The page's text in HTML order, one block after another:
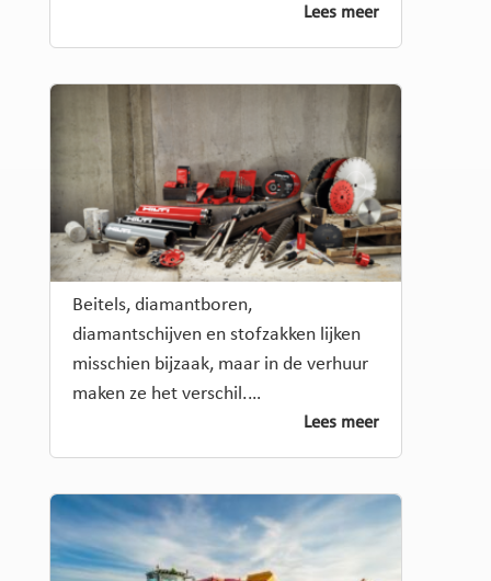
Lees meer
Beitels, diamantboren,
diamantschijven en stofzakken lijken
misschien bijzaak, maar in de verhuur
maken ze het verschil.…
Lees meer